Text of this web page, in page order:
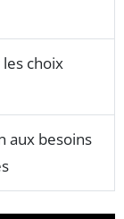
choix
aux besoins